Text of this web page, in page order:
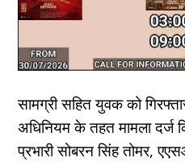
सामग्री सहित युवक को
अधिनियम के तहत मामला दर्ज
प्रभारी सोबरन सिंह तोमर,